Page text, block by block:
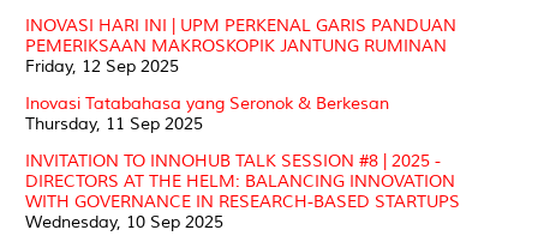
INOVASI HARI INI | UPM PERKENAL GARIS PANDUAN
PEMERIKSAAN MAKROSKOPIK JANTUNG RUMINAN
Friday, 12 Sep 2025
Inovasi Tatabahasa yang Seronok & Berkesan
Thursday, 11 Sep 2025
INVITATION TO INNOHUB TALK SESSION #8 | 2025 -
DIRECTORS AT THE HELM: BALANCING INNOVATION
WITH GOVERNANCE IN RESEARCH-BASED STARTUPS
Wednesday, 10 Sep 2025